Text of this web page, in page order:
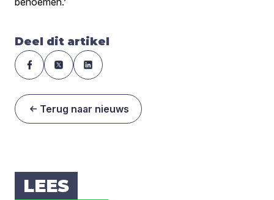
Deel dit artikel
Terug naar nieuws
LEES